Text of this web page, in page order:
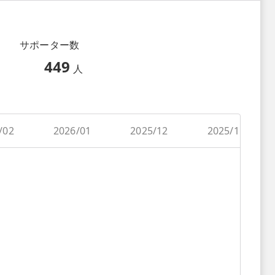
サポーター数
449 人
02 2026/01 2025/12 2025/11